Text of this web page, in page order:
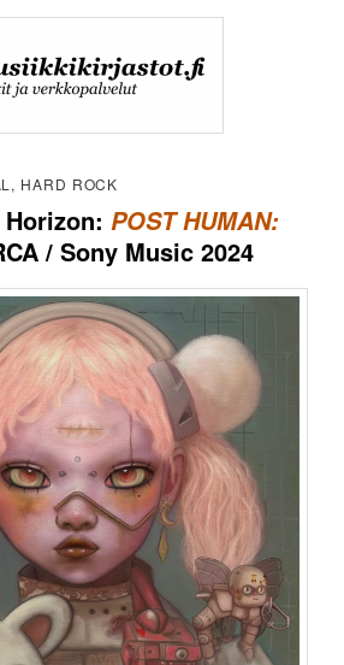
HARD ROCK
Horizon:POST HUMAN:
/ Sony Music 2024